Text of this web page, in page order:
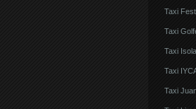
Taxi
Taxi
Taxi
Taxi
Taxi